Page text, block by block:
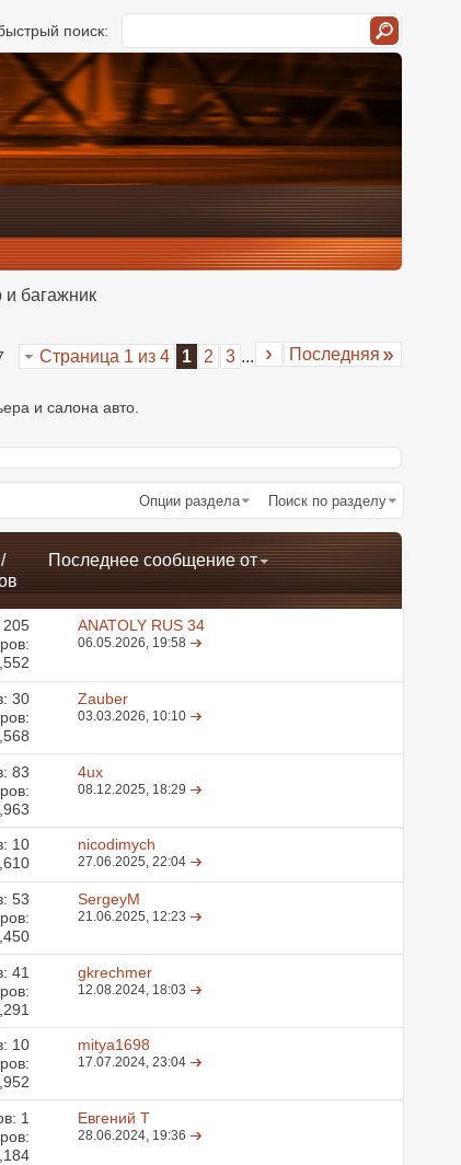
поиск:
и багажник
Страница 1 из 4 1 2 3 ... Последняя
и салона авто.
Опции раздела Поиск по разделу
/
Последнее сообщение от
205
ANATOLY RUS 34
06.05.2026, 19:58
30
Zauber
03.03.2026, 10:10
83
4ux
08.12.2025, 18:29
10
nicodimych
27.06.2025,22:04
53
SergeyM
21.06.2025, 12:23
41
gkrechmer
12.08.2024, 18:03
10
mitya1698
17.07.2024,23:04
1
Евгений Т
28.06.2024, 19:36